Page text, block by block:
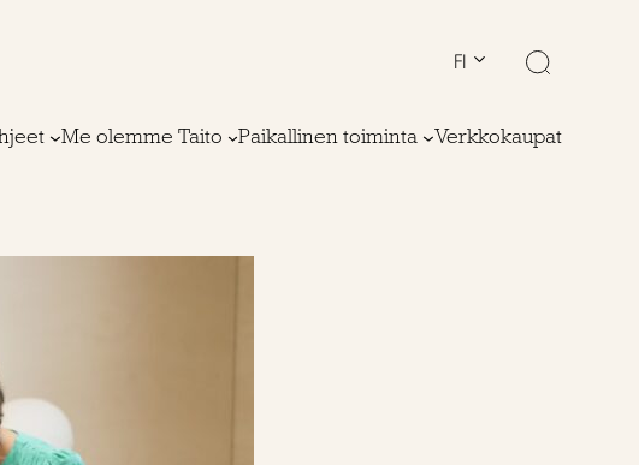
FI
Me olemme Taito Paikallinen toiminta Verkkokaupat